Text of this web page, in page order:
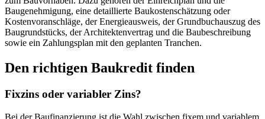
Baugenehmigung, eine detaillierte Baukostenschätzung oder
Kostenvoranschläge, der Energieausweis, der Grundbuchauszug des
Baugrundstücks, der Architektenvertrag und die Baubeschreibung
sowie ein Zahlungsplan mit den geplanten Tranchen.
Den richtigen Baukredit finden
Fixzins oder variabler Zins?
Bei der Baufinanzierung ist die Wahl zwischen fixem und variablem